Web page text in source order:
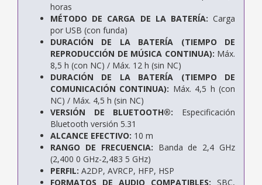
horas
MÉTODO DE CARGA DE LA BATERÍA: Carga
por USB (con funda)
DURACIÓN DE LA BATERÍA (TIEMPO DE
REPRODUCCIÓN DE MÚSICA CONTINUA): Máx.
8,5 h (con NC) / Máx. 12 h (sin NC)
DURACIÓN DE LA BATERÍA (TIEMPO DE
COMUNICACIÓN CONTINUA): Máx. 4,5 h (con
NC) / Máx. 4,5 h (sin NC)
VERSIÓN DE BLUETOOTH®:
Especificación
Bluetooth versión 5.31
ALCANCE EFECTIVO: 10 m
RANGO DE FRECUENCIA: Banda de 2,4 GHz
(2,400 0 GHz-2,483 5 GHz)
PERFIL: A2DP, AVRCP, HFP, HSP
FORMATOS DE AUDIO COMPATIBLES: SBC,